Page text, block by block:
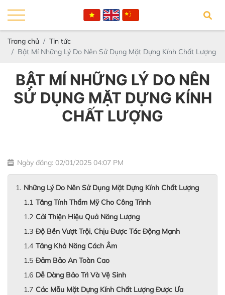
Trang chủ
Tin tức
Bật Mí Những Lý Do Nên Sử Dụng Mặt Dựng Kính Chất Lượng
BẬT MÍ NHỮNG LÝ DO NÊN
SỬ DỤNG MẶT DỰNG KÍNH
CHẤT LƯỢNG
Ngày đăng: 02/01/2025 04:07 PM
Những Lý Do Nên Sử Dụng Mặt Dựng Kính Chất Lượng
Tăng Tính Thẩm Mỹ Cho Công Trình
Cải Thiện Hiệu Quả Năng Lượng
Độ Bền Vượt Trội, Chịu Được Tác Động Mạnh
Tăng Khả Năng Cách Âm
Đảm Bảo An Toàn Cao
Dễ Dàng Bảo Trì Và Vệ Sinh
Các Mẫu Mặt Dựng Kính Chất Lượng Được Ưa